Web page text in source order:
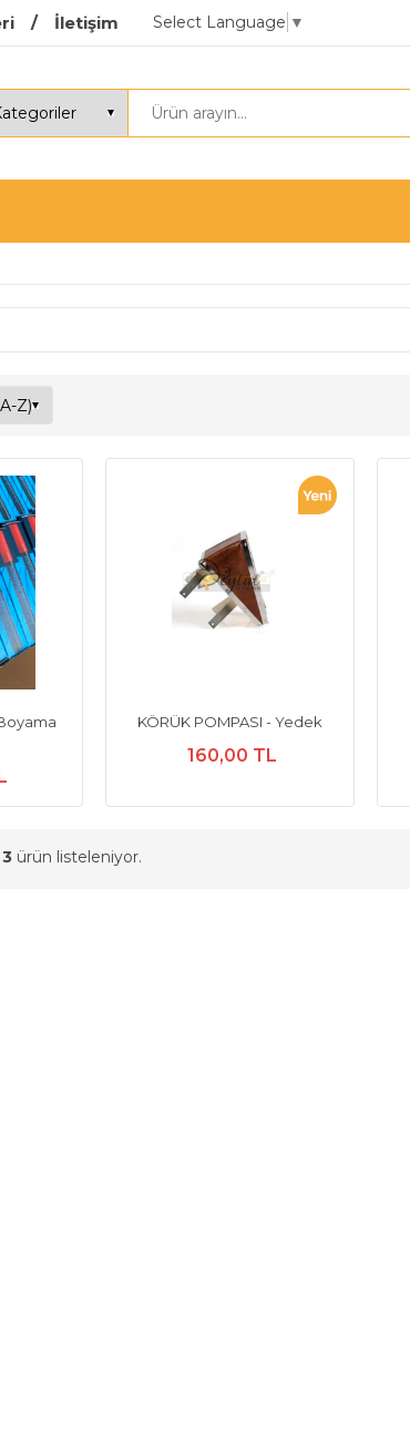
İletişim Select Language ▼
KÖRÜK POMPASI - Yedek
160,00 TL
3 ürün listeleniyor.